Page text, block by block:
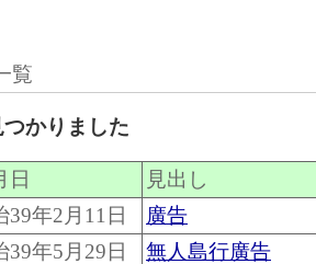
覧
かりました
日
見出し
39年2月11日
廣告
39年5月29日
無人島行廣告